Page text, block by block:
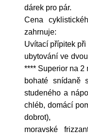
dárek pro pár.
Cena
zahrnuje:
Uvítací přípitek při
ubytování ve
**** Superior na 2
bohaté snídaně
studeného a
chléb, domácí
dobrot),
moravské